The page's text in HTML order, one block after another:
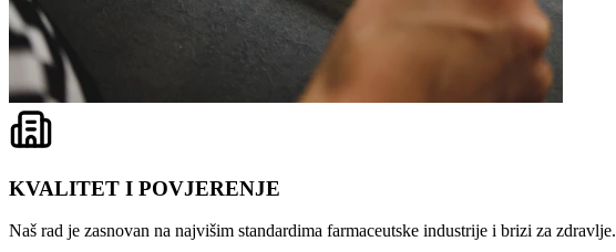
KVALITET I POVJERENJE
Naš rad je zasnovan na najvišim standardima farmaceutske industrije i brizi za zdravlje.